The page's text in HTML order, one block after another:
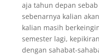
aja tahun depan
sebenarnya kalian
kalian masih
semester lagi,
dengan sahabat-